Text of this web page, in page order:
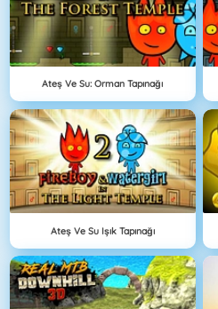
Ateş Ve Su: Orman Tapınağı
Ateş Ve Su Işık Tapınağı